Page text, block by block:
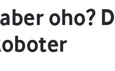
oho?